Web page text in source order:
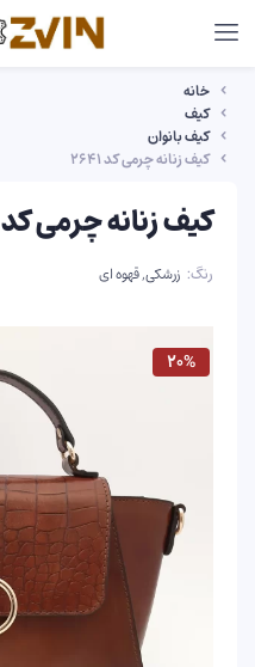
خانه
کیف
کیف بانوان
کیف زنانه چرمی کد ۲۶۴۱
کیف زنانه چرمی کد ۲۶۴۱
رنگ زرشکی, قهوه ای
۲۰%